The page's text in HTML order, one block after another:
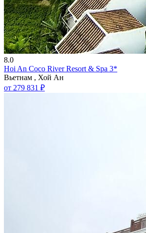
8.0
Hoi An Coco River Resort & Spa 3*
Вьетнам , Хой Ан
от 279 831 ₽